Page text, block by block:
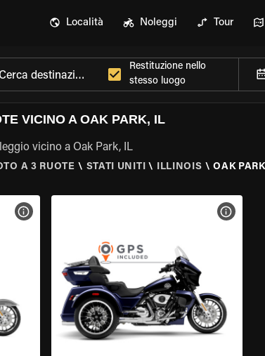
Località Noleggi Tour
Restituzione nello
stesso luogo
VICINO A OAK PARK, IL
vicino a Oak Park, IL
A 3 RUOTE \ STATI UNITI \ ILLINOIS \ OAK
VISUALIZZA SPECIFICHE DELLA MOTO